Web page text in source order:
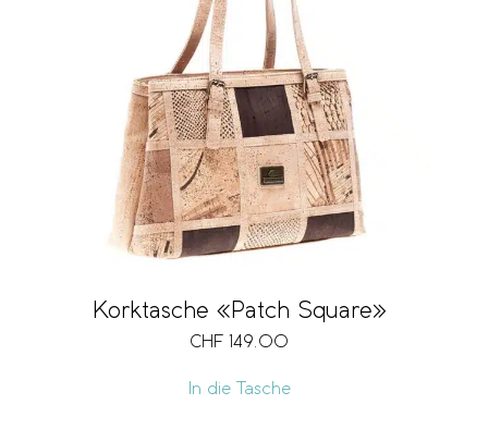
Korktasche «Patch Square»
CHF 149.00
In die Tasche